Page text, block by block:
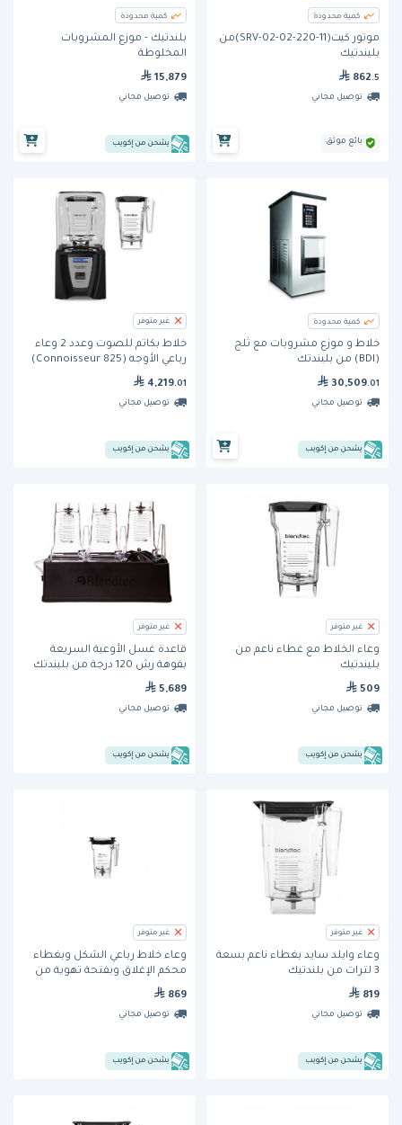
كمية محدودة
موتور كيت(11-220-02-SRV-02)من
بليندتيك
862 .5
توصيل مجاني
بائع موثق
كمية محدودة
بلندتيك - موزع المشروبات
المخلوطة
15,879
توصيل مجاني
يشحن من إكويب
كمية محدودة
خلاط و موزع مشروبات مع ثلج
(BDI) من بليندتك
30,509.01
توصيل مجاني
يشحن من إكويب
غير متوفر
خلاط بكاتم للصوت وعدد 2 وعاء
رباعي الأوجه (Connoisseur 825)
من بلندتيك
4,219.01
توصيل مجاني
يشحن من إكويب
غير متوفر
وعاء الخلاط مع غطاء ناعم من
بليندتيك
509
توصيل مجاني
يشحن من إكويب
غير متوفر
قاعدة غسل الأوعية السريعة
بفوهة رش 120 درجة من بليندتك
5,689
توصيل مجاني
يشحن من إكويب
غير متوفر
وعاء وايلد سايد بغطاء ناعم بسعة
3 لترات من بلندتيك
819
توصيل مجاني
يشحن من إكويب
غير متوفر
وعاء خلاط رباعي الشكل وبغطاء
محكم الإغلاق وبفتحة تهوية من
بلندتيك
869
توصيل مجاني
يشحن من إكويب